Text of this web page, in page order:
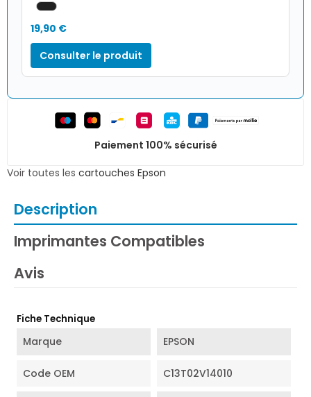
19,90 €
Consulter le produit
Paiement 100% sécurisé
Voir toutes les cartouches Epson
Description
Imprimantes Compatibles
Avis
Fiche Technique
Marque EPSON
Code OEM C13T02V14010